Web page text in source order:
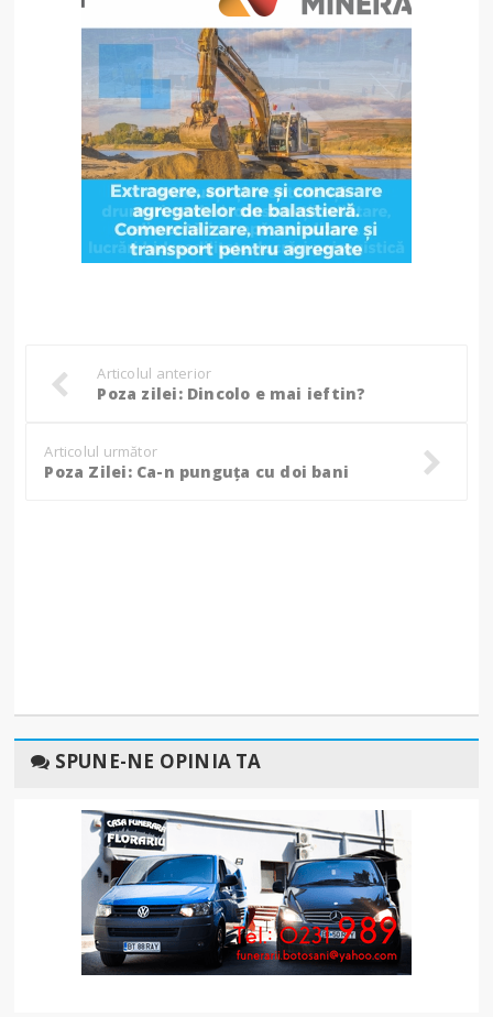
Articolul anterior
Poza zilei: Dincolo e mai ieftin?
Articolul următor
Poza Zilei: Ca-n punguța cu doi bani
SPUNE-NE OPINIA TA